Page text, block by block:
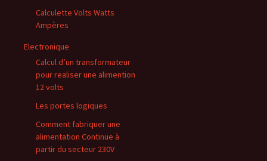
Calculette Volts Watts
Ampères
Electronique
Calcul d’un transformateur
pour realiser une alimention
12 volts
Les portes logiques
Comment fabriquer une
alimentation Continue à
partir du secteur 230V